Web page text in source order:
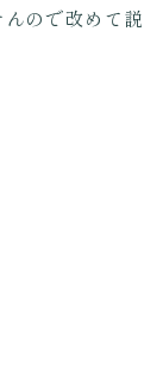
ので改めて説